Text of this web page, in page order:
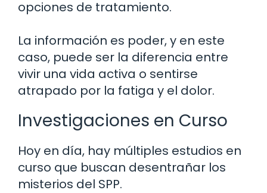
opciones de tratamiento.
La información es poder, y en este
caso, puede ser la diferencia entre
vivir una vida activa o sentirse
atrapado por la fatiga y el dolor.
Investigaciones en Curso
Hoy en día, hay múltiples estudios en
curso que buscan desentrañar los
misterios del SPP.